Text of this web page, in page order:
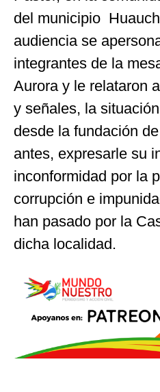
del municipio
audiencia se
integrantes de la
Aurora y le relataron
y señales, la
desde la fundación
antes, expresarle su
inconformidad por la
corrupción e
han pasado por la
dicha localidad.